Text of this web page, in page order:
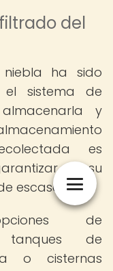
del
ha sido
sistema de
y
es
su
escasez.
de
tanques de
o cisternas